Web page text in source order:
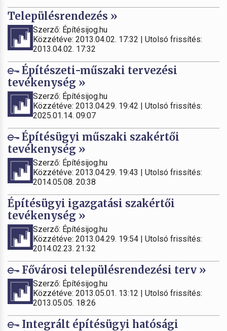
Településrendezés »
Szerző: Építésijog.hu
Közzétéve: 2013.04.02. 17:32 | Utolsó frissítés:
2013.04.02. 17:32
Építészeti-műszaki tervezési
tevékenység »
Szerző: Építésijog.hu
Közzétéve: 2013.04.29. 19:42 | Utolsó frissítés:
2025.01.14. 09:07
Építésügyi műszaki szakértői
tevékenység »
Szerző: Építésijog.hu
Közzétéve: 2013.04.29. 19:43 | Utolsó frissítés:
2014.05.08. 20:38
Építésügyi igazgatási szakértői
tevékenység »
Szerző: Építésijog.hu
Közzétéve: 2013.04.29. 19:54 | Utolsó frissítés:
2014.02.23. 21:32
Fővárosi településrendezési terv »
Szerző: Építésijog.hu
Közzétéve: 2013.05.01. 13:12 | Utolsó frissítés:
2013.05.05. 18:26
Integrált építésügyi hatósági